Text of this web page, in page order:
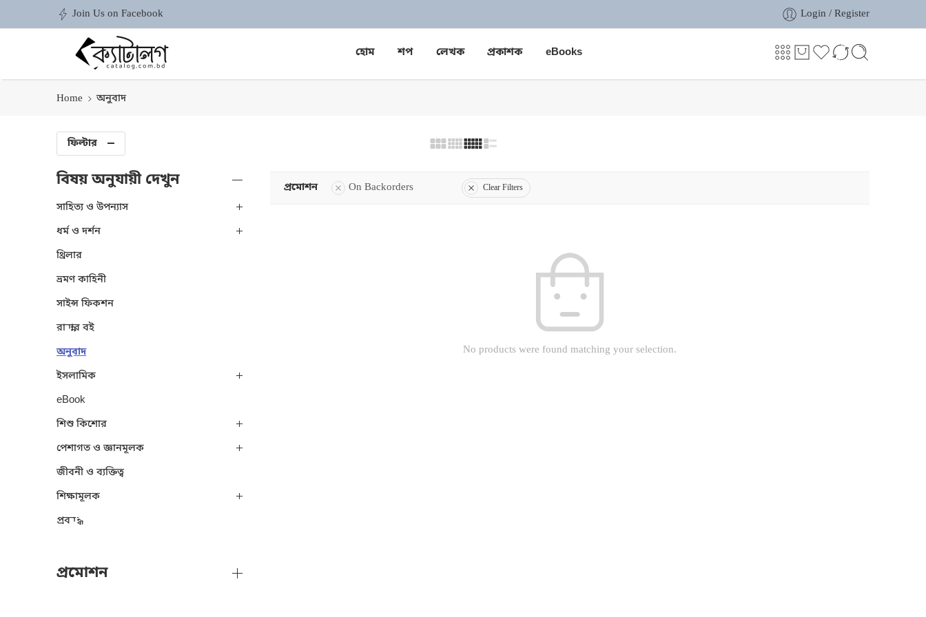
Join Us on Facebook Login / Register
হোম শপ লেখক প্রকাশক eBooks
Home অনুবাদ
ফিল্টার
প্রমোশন On Backorders Clear Filters
No products were found matching your selection.
বিষয় অনুযায়ী দেখুন
সাহিত্য ও উপন্যাস
ধর্ম ও দর্শন
থ্রিলার
ভ্রমণ কাহিনী
সাইন্স ফিকশন
রান্নার বই
অনুবাদ
ইসলামিক
eBook
শিশু কিশোর
পেশাগত ও জ্ঞানমূলক
জীবনী ও ব্যক্তিত্ব
শিক্ষামূলক
প্রবন্ধ
প্রমোশন